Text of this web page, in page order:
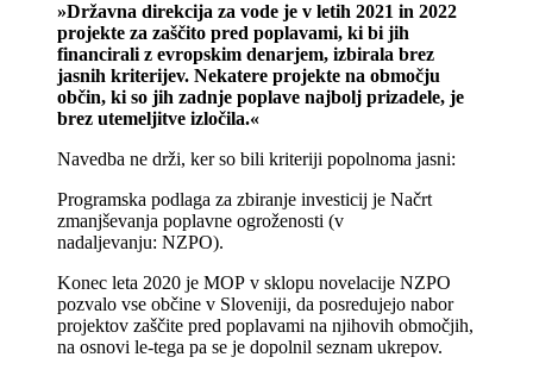
»Državna direkcija za vode je v letih 2021 in 2022
projekte za zaščito pred poplavami, ki bi jih
financirali z evropskim denarjem, izbirala brez
jasnih kriterijev. Nekatere projekte na območju
občin, ki so jih zadnje poplave najbolj prizadele, je
brez utemeljitve izločila.«
Navedba ne drži, ker so bili kriteriji popolnoma jasni:
Programska podlaga za zbiranje investicij je Načrt
zmanjševanja poplavne ogroženosti (v
nadaljevanju: NZPO).
Konec leta 2020 je MOP v sklopu novelacije NZPO
pozvalo vse občine v Sloveniji, da posredujejo nabor
projektov zaščite pred poplavami na njihovih območjih,
na osnovi le-tega pa se je dopolnil seznam ukrepov.